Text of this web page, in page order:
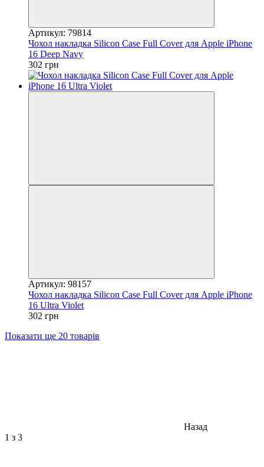
Артикул: 79814
Чохол накладка Silicon Case Full Cover для Apple iPhone
16 Deep Navy
302 грн
Артикул: 98157
Чохол накладка Silicon Case Full Cover для Apple iPhone
16 Ultra Violet
302 грн
Показати ще 20 товарів
Назад
1 з 3